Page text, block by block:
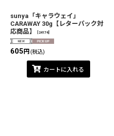
sunya「キャラウェイ」
CARAWAY 30g【レターパック対
応商品】
24174]
605 円 (税込)
カートに入れる